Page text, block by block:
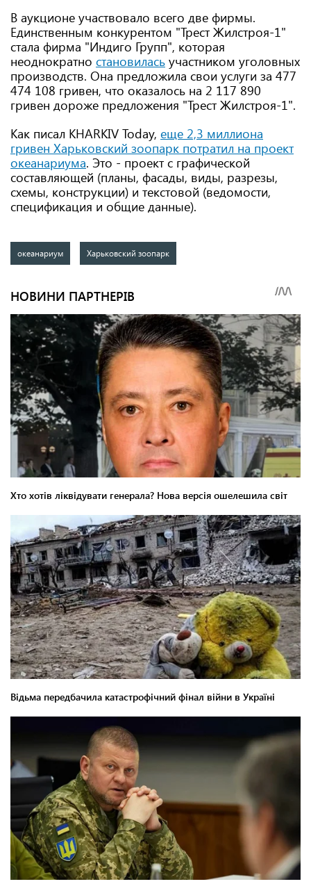
В аукционе участвовало всего две фирмы.
Единственным конкурентом "Трест Жилстроя-1"
стала фирма "Индиго Групп", которая
неоднократно становилась участником уголовных
производств. Она предложила свои услуги за 477
474 108 гривен, что оказалось на 2 117 890
гривен дороже предложения "Трест Жилстроя-1".
Как писал KHARKIV Today, еще 2,3 миллиона
гривен Харьковский зоопарк потратил на проект
океанариума. Это - проект с графической
составляющей (планы, фасады, виды, разрезы,
схемы, конструкции) и текстовой (ведомости,
спецификация и общие данные).
океанариум Харьковский зоопарк